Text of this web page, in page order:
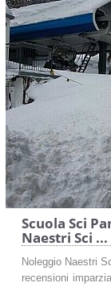
Scuola Sci
Naestri Sci ...
Noleggio Naestri
recensioni